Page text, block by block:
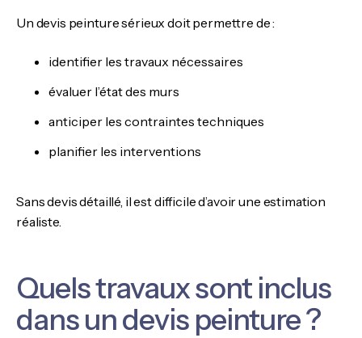
Un devis peinture sérieux doit permettre de :
identifier les travaux nécessaires
évaluer l’état des murs
anticiper les contraintes techniques
planifier les interventions
Sans devis détaillé, il est difficile d’avoir une estimation
réaliste.
Quels travaux sont inclus
dans un devis peinture ?